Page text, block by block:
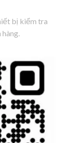
bị kiểm tra